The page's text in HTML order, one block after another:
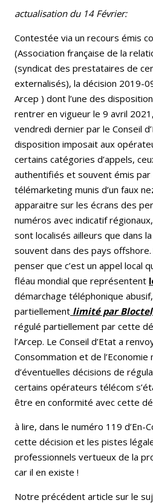
actualisation du 14 Février:
Contestée via un recours émis
(Association française de la
(syndicat des prestataires de
externalisés), la décision 2019-
Arcep ) dont l’une des
rentrer en vigueur le 9 avril
vendredi dernier par le Conseil
disposition imposait aux
certains catégories d’appels,
authentifiés et souvent émis
télémarketing munis d’un faux
apparaitre sur les écrans des
numéros avec indicatif
sont localisés ailleurs que dans
souvent dans des pays offshore.
penser que c’est un appel local
fléau mondial que représentent
démarchage téléphonique
partiellement limité par
régulé partiellement par cette
l’Arcep. Le Conseil d’Etat a
Consommation et de
d’éventuelles décisions de
certains opérateurs télécom
être en conformité avec cette
à lire, dans le numéro 119 d’En-
cette décision et les pistes
professionnels vertueux de la
car il en existe !
Notre précédent article sur le